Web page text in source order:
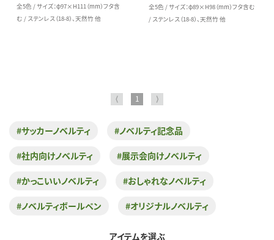
全5色 / サイズ：φ97×H111（mm）フタ含
む / ステンレス（18-8）、天然竹 他
全5色 / サイズ：φ89×H98（mm）フタ含む
/ ステンレス（18-8）、天然竹 他
⟨ 1 ⟩
#サッカーノベルティ #ノベルティ記念品
#社内向けノベルティ #展示会向けノベルティ
#かっこいいノベルティ #おしゃれなノベルティ
#ノベルティボールペン #オリジナルノベルティ
アイテムを選ぶ